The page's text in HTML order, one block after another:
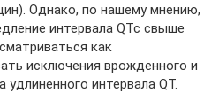
Однако, по нашему мнению,
интервала QTc свыше
как
исключения врожденного и
интервала QT.